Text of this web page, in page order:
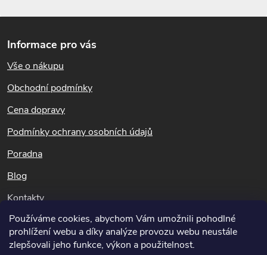
Používáme cookies, abychom Vám umožnili pohodlné
prohlížení webu a díky analýze provozu webu neustále
zlepšovali jeho funkce, výkon a použitelnost.
r
v
k
y
v
ý
p
i
s
u
Informace pro vás
Vše o nákupu
Obchodní podmínky
Cena dopravy
Podmínky ochrany osobních údajů
Poradna
Blog
Kontakty
Dotazy k objednávkám
info@potapnicek.cz